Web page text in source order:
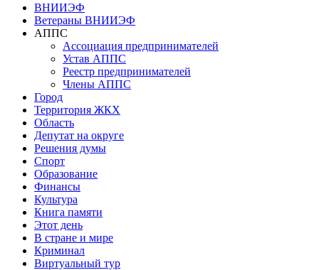
ВНИИЭФ
Ветераны ВНИИЭФ
АППС
Ассоциация предпринимателей
Устав АППС
Реестр предпринимателей
Члены АППС
Город
Территория ЖКХ
Область
Депутат на округе
Решения думы
Спорт
Образование
Финансы
Культура
Книга памяти
Этот день
В стране и мире
Криминал
Виртуальный тур